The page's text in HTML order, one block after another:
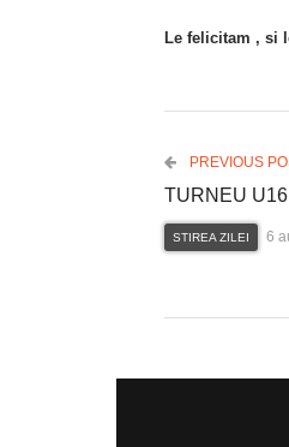
Le felicitam , si
PREVIOUS
TURNEU U16
STIREA ZILEI 6